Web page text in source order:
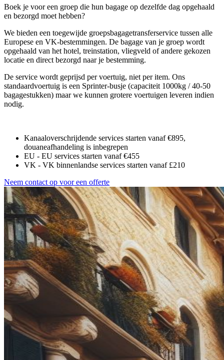
Boek je voor een groep die hun bagage op dezelfde dag opgehaald
en bezorgd moet hebben?
We bieden een toegewijde groepsbagagetransferservice tussen alle
Europese en VK-bestemmingen. De bagage van je groep wordt
opgehaald van het hotel, treinstation, vliegveld of andere gekozen
locatie en direct bezorgd naar je bestemming.
De service wordt geprijsd per voertuig, niet per item. Ons
standaardvoertuig is een Sprinter-busje (capaciteit 1000kg / 40-50
bagagestukken) maar we kunnen grotere voertuigen leveren indien
nodig.
Kanaaloverschrijdende services starten vanaf €895,
douaneafhandeling is inbegrepen
EU - EU services starten vanaf €455
VK - VK binnenlandse services starten vanaf £210
Neem contact op voor een offerte